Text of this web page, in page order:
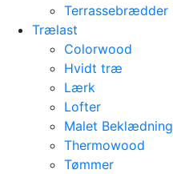
Terrassebrædder
Trælast
Colorwood
Hvidt træ
Lærk
Lofter
Malet Beklædning
Thermowood
Tømmer